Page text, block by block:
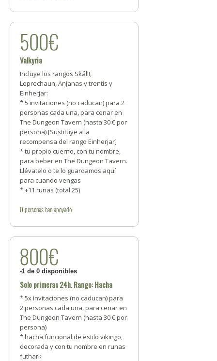
500€
Valkyria
Incluye los rangos Skål!!,
Leprechaun, Anjanas y trentis y
Einherjar:
* 5 invitaciones (no caducan) para 2
personas cada una, para cenar en
The Dungeon Tavern (hasta 30 € por
persona) [Sustituye a la
recompensa del rango Einherjar]
* tu propio cuerno, con tu nombre,
para beber en The Dungeon Tavern.
Llévatelo o te lo guardamos aquí
para cuando vengas
* +11 runas (total 25)
0 personashan apoyado
800€
-1 de 0 disponibles
Solo primeras 24h. Rango: Hacha
* 5x invitaciones (no caducan) para
2 personas cada una, para cenar en
The Dungeon Tavern (hasta 30 € por
persona)
* hacha funcional de estilo vikingo,
decorada y con tu nombre en runas
futhark